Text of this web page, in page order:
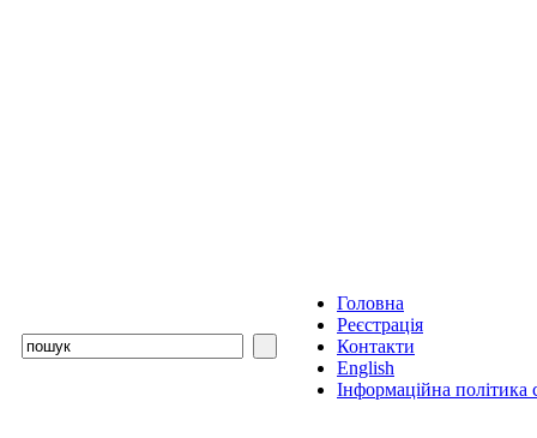
Головна
Реєстрація
Контакти
English
Інформаційна політика